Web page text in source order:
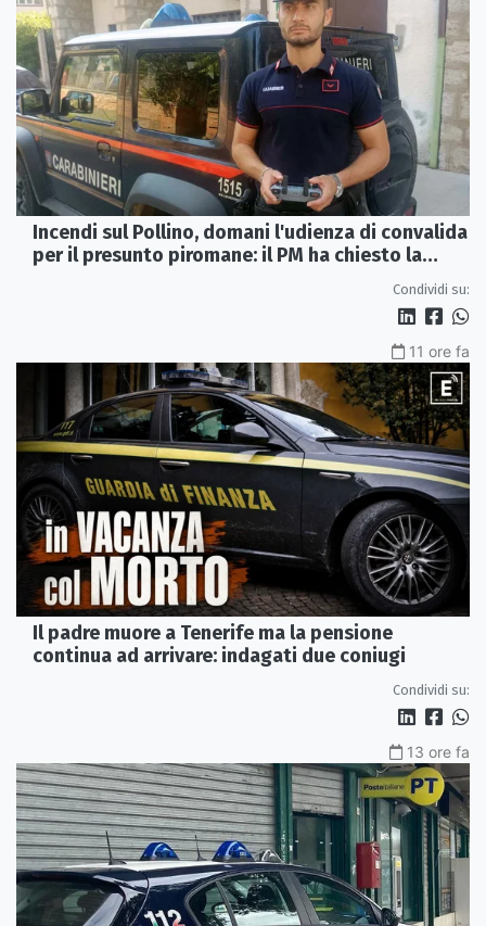
Incendi sul Pollino, domani l'udienza di convalida
per il presunto piromane: il PM ha chiesto la
Condividi su:
11 ore fa
Il padre muore a Tenerife ma la pensione
continua ad arrivare: indagati due coniugi
Condividi su:
13 ore fa